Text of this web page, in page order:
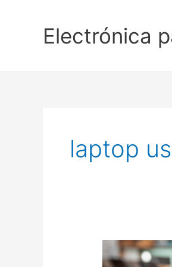
Electrónica
laptop
Cómo
comprar